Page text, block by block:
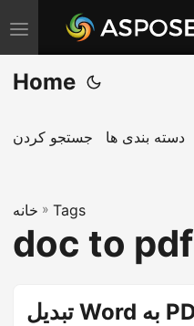
T
o
g
l
a
v
i
Home
جستجو کردن دسته بندی ها
خانه » Tags
doc to pdf
تبدیل Word به PDF و PDF به Word با